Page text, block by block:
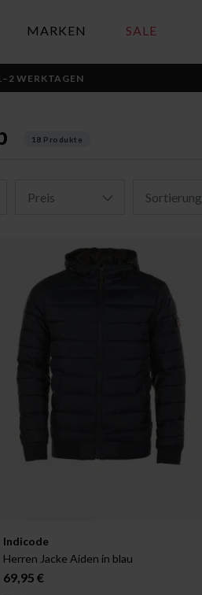
MARKEN SALE
WERKTAGEN
18 Produkte
Preis Sortierung
Verfügbar in:
S
XXL
Indicode
Herren Jacke Aiden in blau
69,95 €